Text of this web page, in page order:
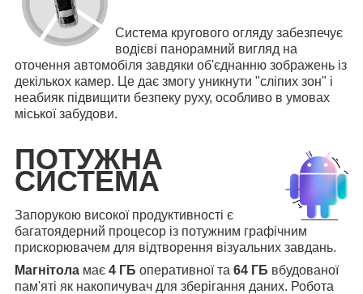
Система кругового огляду забезпечує
водієві панорамний вигляд на
оточення автомобіля завдяки об'єднанню зображень із
декількох камер. Це дає змогу уникнути "сліпих зон" і
неабияк підвищити безпеку руху, особливо в умовах
міської забудови.
ПОТУЖНА
СИСТЕМА
Запорукою високої продуктивності є
багатоядерний процесор із потужним графічним
прискорювачем для відтворення візуальних завдань.
Магнітола має 4 ГБ оперативної та 64 ГБ вбудованої
пам'яті як накопичувач для зберігання даних. Робота